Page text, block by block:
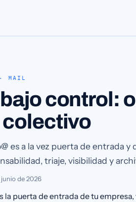
MAIL
control:
colectivo
es a la vez puerta de entrada
triaje, visibilidad y
junio de 2026
la puerta de entrada de tu